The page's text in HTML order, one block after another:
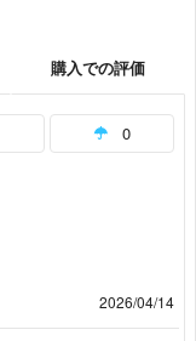
購入での評価
0
2026/04/14